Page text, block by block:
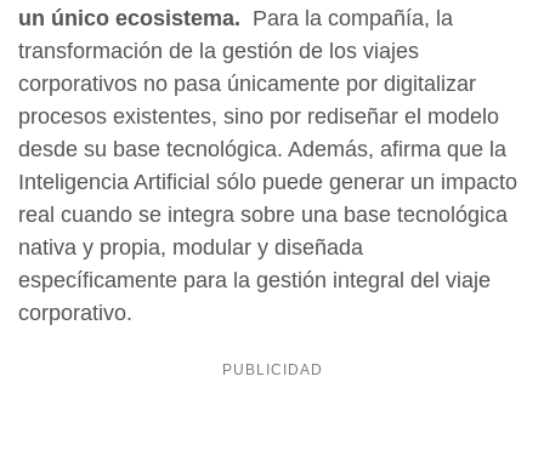
un único ecosistema. Para la compañía, la
transformación de la gestión de los viajes
corporativos no pasa únicamente por digitalizar
procesos existentes, sino por rediseñar el modelo
desde su base tecnológica. Además, afirma que la
Inteligencia Artificial sólo puede generar un impacto
real cuando se integra sobre una base tecnológica
nativa y propia, modular y diseñada
específicamente para la gestión integral del viaje
corporativo.